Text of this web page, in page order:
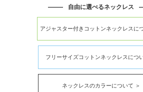
自由に選べるネックレス
アジャスター付きコットンネックレスに
フリーサイズコットンネックレスにつ
ネックレスのカラーについて ＞